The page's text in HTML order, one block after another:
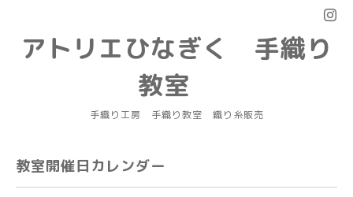
アトリエひなぎく 手織り
教室
手織り工房 手織り教室 織り糸販売
教室開催日カレンダー